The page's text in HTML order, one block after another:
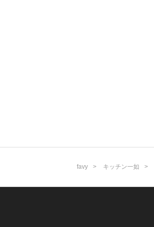
favy キッチン一如